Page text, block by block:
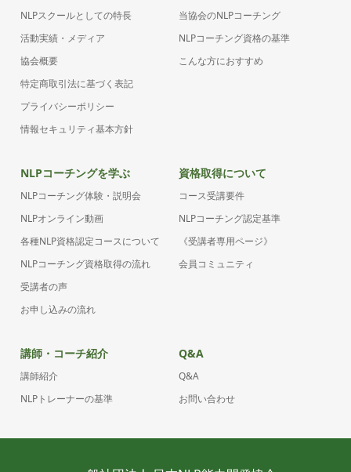
NLPスクールとしての特長
活動実績・メディア
協会概要
特定商取引法に基づく表記
プライバシーポリシー
情報セキュリティ基本方針
当協会のNLPコーチング
NLPコーチング資格の基準
こんな方におすすめ
NLPコーチングを学ぶ
NLPコーチング体験・説明会
NLPオンライン動画
各種NLP資格認定コースについて
NLPコーチング資格取得の流れ
受講者の声
お申し込みの流れ
資格取得について
コース受講要件
NLPコーチング認定基準
《受講者専用ページ》
会員コミュニティ
講師・コーチ紹介
講師紹介
NLPトレーナーの基準
Q&A
Q&A
お問い合わせ